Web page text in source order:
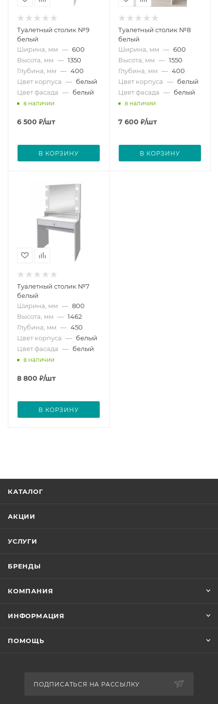
Туалетный столик №9
белый
Ширина, мм — 600
Высота, мм — 1350
Глубина, мм — 400
Цвет корпуса — белый
Цвет фасада — белый
в наличии
6 500 ₽/шт
В КОРЗИНУ
Туалетный столик №8
белый
Ширина, мм — 600
Высота, мм — 1550
Глубина, мм — 400
Цвет корпуса — белый
Цвет фасада — белый
в наличии
7 600 ₽/шт
В КОРЗИНУ
Туалетный столик №7
белый
Ширина, мм — 800
Высота, мм — 1462
Глубина, мм — 450
Цвет корпуса — белый
Цвет фасада — белый
в наличии
8 800 ₽/шт
В КОРЗИНУ
КАТАЛОГ
АКЦИИ
УСЛУГИ
БРЕНДЫ
КОМПАНИЯ
ИНФОРМАЦИЯ
ПОМОЩЬ
ПОДПИСАТЬСЯ НА РАССЫЛКУ